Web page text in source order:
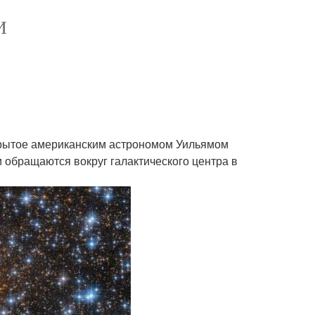
американским астрономом Уильямом
вокруг галактического центра в